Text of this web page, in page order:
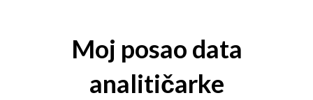
Moj posao data
analitičarke